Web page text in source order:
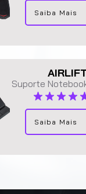
Saiba Mais
Suporte
la calificación
AIRLIFT
Saiba Mais